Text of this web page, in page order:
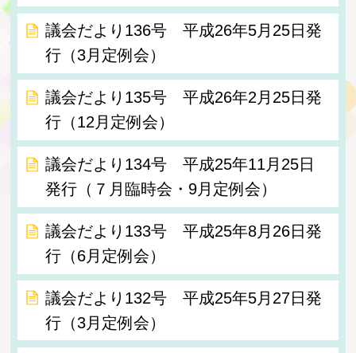
議会だより136号 平成26年5月25日発
行（3月定例会）
議会だより135号 平成26年2月25日発
行（12月定例会）
議会だより134号 平成25年11月25日
発行（７月臨時会・9月定例会）
議会だより133号 平成25年8月26日発
行（6月定例会）
議会だより132号 平成25年5月27日発
行（3月定例会）